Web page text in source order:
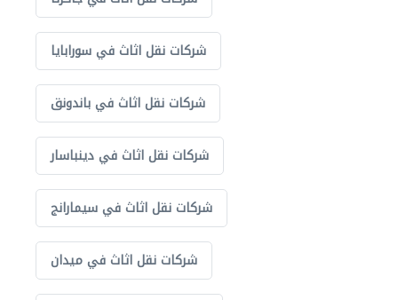
شركات نقل اثاث في سورابايا
شركات نقل اثاث في باندونق
شركات نقل اثاث في دينباسار
شركات نقل اثاث في سيمارانج
شركات نقل اثاث في ميدان